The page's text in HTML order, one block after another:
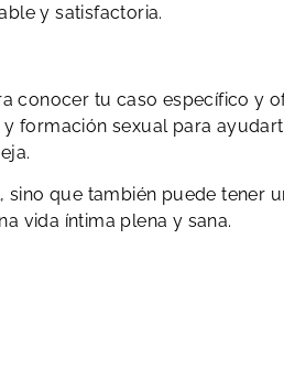
y satisfactoria.
conocer tu caso específico y
formación sexual para
que también puede tener
vida íntima plena y sana.